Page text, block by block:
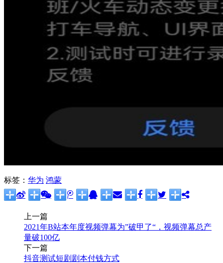
标签： 华为 鸿蒙
上一篇
2021年B站本年度视频弹幕为”破甲了“，视频弹幕总产
量破100亿
下一篇
抖音测试短剧剧本付钱方式